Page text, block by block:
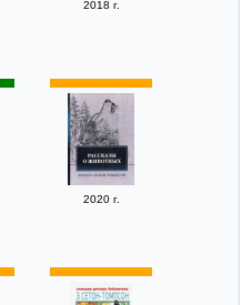
2018 г.
2020 г.